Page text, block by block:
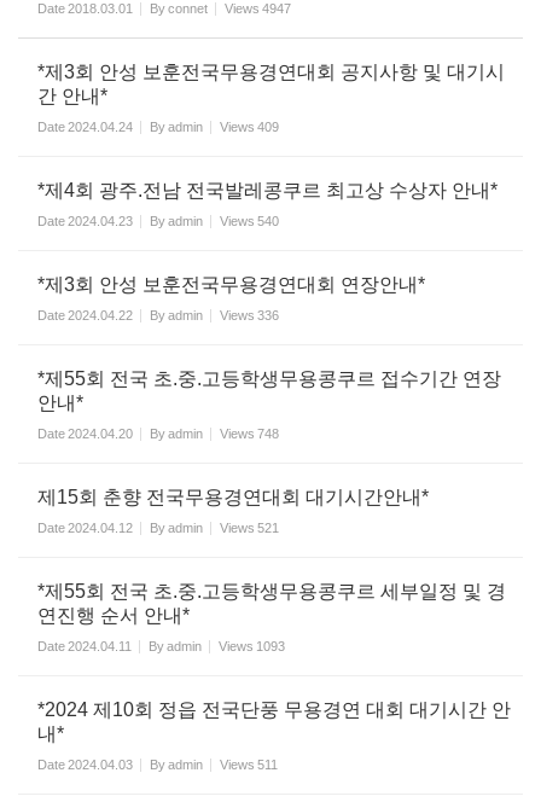
Date2018.03.01 Byconnet Views 4947
*제3회 안성 보훈전국무용경연대회 공지사항 및 대기시
간 안내*
Date2024.04.24 Byadmin Views 409
*제4회 광주.전남 전국발레콩쿠르 최고상 수상자 안내*
Date2024.04.23 Byadmin Views 540
*제3회 안성 보훈전국무용경연대회 연장안내*
Date2024.04.22 Byadmin Views 336
*제55회 전국 초.중.고등학생무용콩쿠르 접수기간 연장
안내*
Date2024.04.20 Byadmin Views 748
제15회 춘향 전국무용경연대회 대기시간안내*
Date2024.04.12 Byadmin Views 521
*제55회 전국 초.중.고등학생무용콩쿠르 세부일정 및 경
연진행 순서 안내*
Date2024.04.11 Byadmin Views 1093
*2024 제10회 정읍 전국단풍 무용경연 대회 대기시간 안
내*
Date2024.04.03 Byadmin Views 511